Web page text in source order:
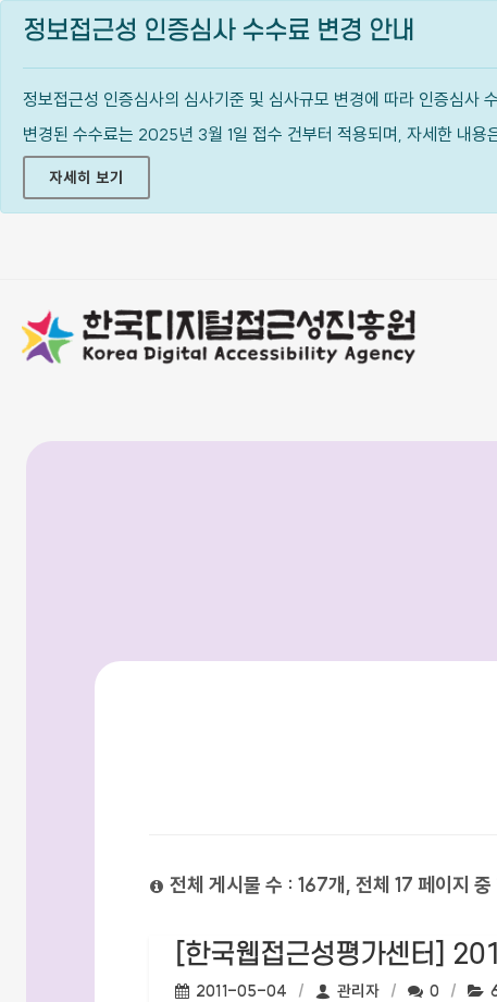
정보접근성 인증심사 수수료 변경 안내
정보접근성 인증심사의 심사기준 및 심사규모 변경에 따라 인증심사
변경된 수수료는 2025년 3월 1일 접수 건부터 적용되며, 자세한 내용
자세히 보기
전체 게시물 수 : 167개, 전체 17 페이지 중
[한국웹접근성평가센터]
작성일:
2011-05-04 작성자:
관리자 댓글수:
0